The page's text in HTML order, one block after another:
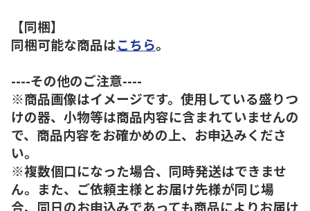
【同梱】
同梱可能な商品はこちら。
----その他のご注意----
※商品画像はイメージです。使用している盛りつ
けの器、小物等は商品内容に含まれていませんの
で、商品内容をお確かめの上、お申込みくださ
い。
※複数個口になった場合、同時発送はできませ
ん。また、ご依頼主様とお届け先様が同じ場
合、同日のお申込みであっても商品によりお届け